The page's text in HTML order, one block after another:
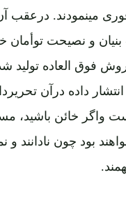
مینمودند. درعقب
و نصیحت توأمان
فوق العاده تولید
داده درآن
واگر خائن باشید،
بود چون نادانند و